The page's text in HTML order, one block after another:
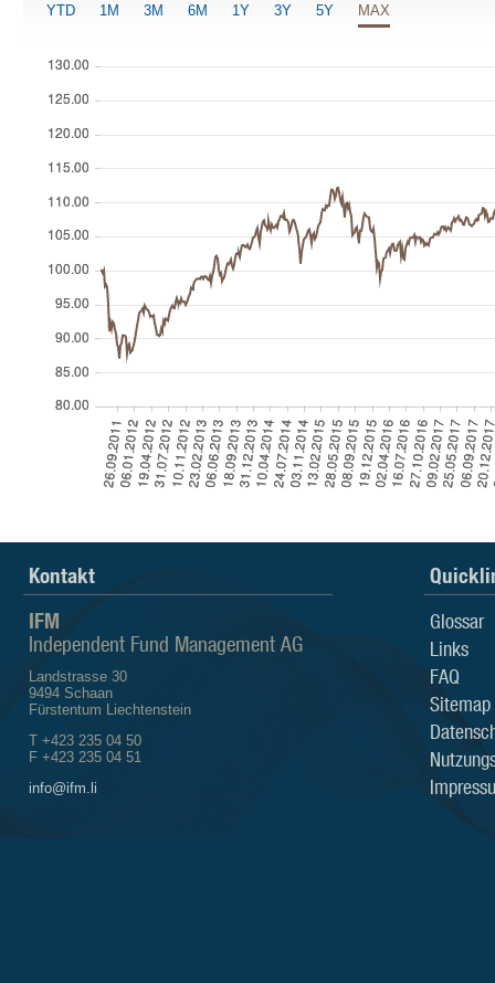
YTD 1M 3M 6M 1Y 3Y 5Y MAX
Kontakt
IFM
Independent Fund Management AG
Landstrasse 30
9494 Schaan
Fürstentum Liechtenstein
T +423 235 04 50
F +423 235 04 51
info@ifm.li
Glossar
Links
FAQ
Sitemap